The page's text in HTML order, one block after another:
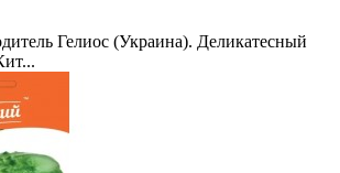
Гелиос (Украина). Деликатесный